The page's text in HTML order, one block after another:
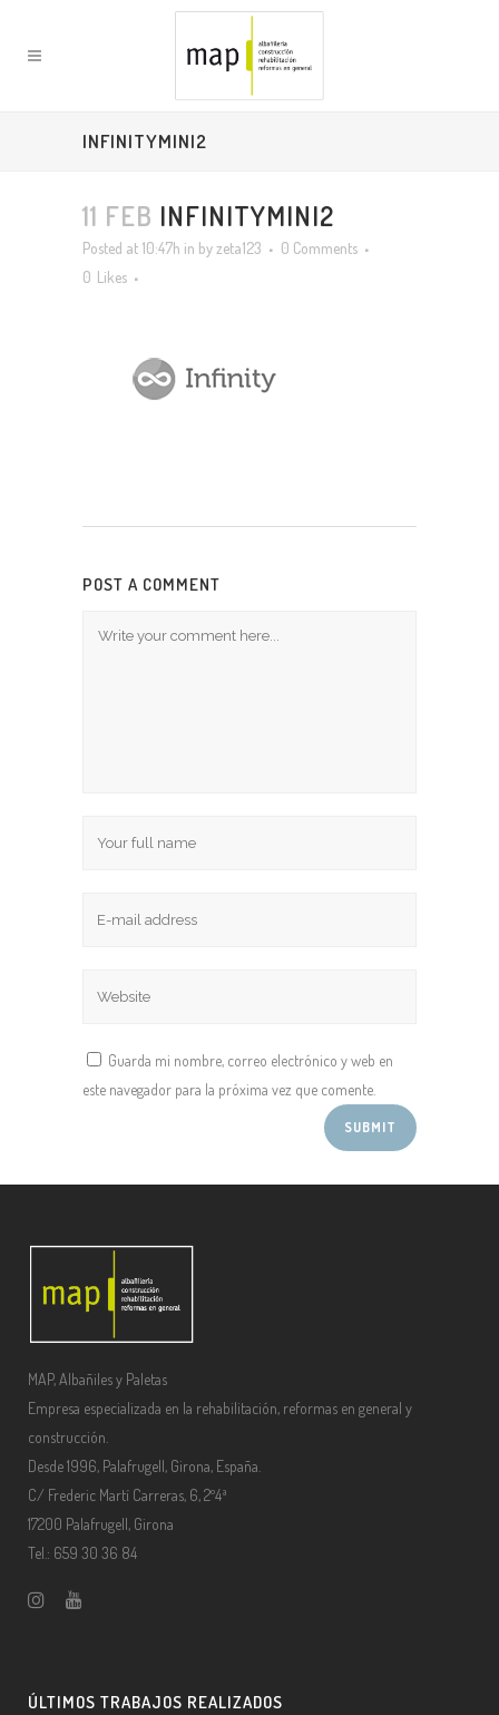
INFINITYMINI2
11 FEB INFINITYMINI2
Posted at 10:47h in byzeta123
0 Comments
0 Likes
POST A COMMENT
Guarda mi nombre, correo electrónico y web en
este navegador para la próxima vez que comente.
MAP, Albañiles y Paletas
Empresa especializada en la rehabilitación, reformas en general y
construcción.
Desde 1996, Palafrugell, Girona, España.
C/ Frederic Martí Carreras, 6, 2º4ª
17200 Palafrugell, Girona
Tel.: 659 30 36 84
ÚLTIMOS TRABAJOS REALIZADOS